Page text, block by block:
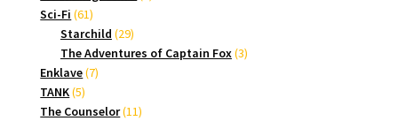
Sci-Fi 6161
Produkte
Starchild 2929
Produkte
The Adventures of Captain Fox 33
Enklave 77
TANK 55
Produkte
The Counselor 1111